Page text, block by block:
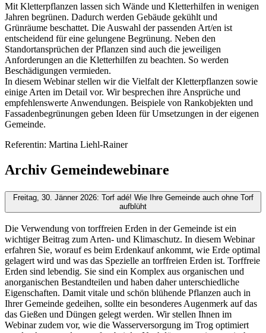
Mit Kletterpflanzen lassen sich Wände und Kletterhilfen in wenigen
Jahren begrünen. Dadurch werden Gebäude gekühlt und
Grünräume beschattet. Die Auswahl der passenden Art/en ist
entscheidend für eine gelungene Begrünung. Neben den
Standortansprüchen der Pflanzen sind auch die jeweiligen
Anforderungen an die Kletterhilfen zu beachten. So werden
Beschädigungen vermieden.
In diesem Webinar stellen wir die Vielfalt der Kletterpflanzen sowie
einige Arten im Detail vor. Wir besprechen ihre Ansprüche und
empfehlenswerte Anwendungen. Beispiele von Rankobjekten und
Fassadenbegrünungen geben Ideen für Umsetzungen in der eigenen
Gemeinde.
Referentin: Martina Liehl-Rainer
Archiv Gemeindewebinare
Freitag, 30. Jänner 2026: Torf adé! Wie Ihre Gemeinde auch ohne Torf
aufblüht
Die Verwendung von torffreien Erden in der Gemeinde ist ein
wichtiger Beitrag zum Arten- und Klimaschutz. In diesem Webinar
erfahren Sie, worauf es beim Erdenkauf ankommt, wie Erde optimal
gelagert wird und was das Spezielle an torffreien Erden ist. Torffreie
Erden sind lebendig. Sie sind ein Komplex aus organischen und
anorganischen Bestandteilen und haben daher unterschiedliche
Eigenschaften. Damit vitale und schön blühende Pflanzen auch in
Ihrer Gemeinde gedeihen, sollte ein besonderes Augenmerk auf das
das Gießen und Düngen gelegt werden. Wir stellen Ihnen im
Webinar zudem vor, wie die Wasserversorgung im Trog optimiert